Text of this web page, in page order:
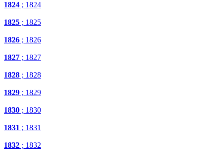
1824 ; 1824
1825 ; 1825
1826 ; 1826
1827 ; 1827
1828 ; 1828
1829 ; 1829
1830 ; 1830
1831 ; 1831
1832 ; 1832